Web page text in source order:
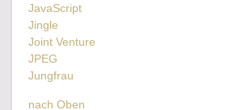
JavaScript
Jingle
Joint Venture
JPEG
Jungfrau
nach Oben